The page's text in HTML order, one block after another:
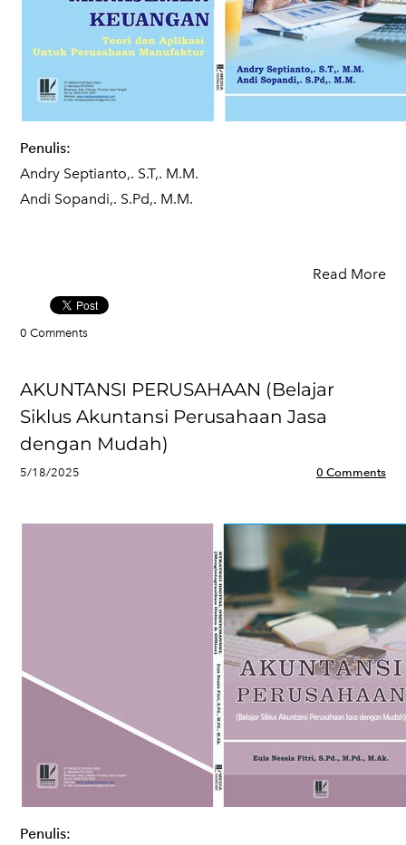
Penulis:
Andry Septianto,. S.T,. M.M.
Andi Sopandi,. S.Pd,. M.M.
Read More
0 Comments
AKUNTANSI PERUSAHAAN (Belajar
Siklus Akuntansi Perusahaan Jasa
dengan Mudah)
5/18/2025 0 Comments
Penulis: